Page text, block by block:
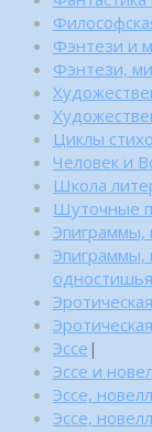
Фэнтези и
Фэнтези,
Циклы
Человек и
Школа
Шуточные
Эпиграммы,
Эпиграммы,
одностишья
Эссе |
Эссе и
Эссе,
Эссе,